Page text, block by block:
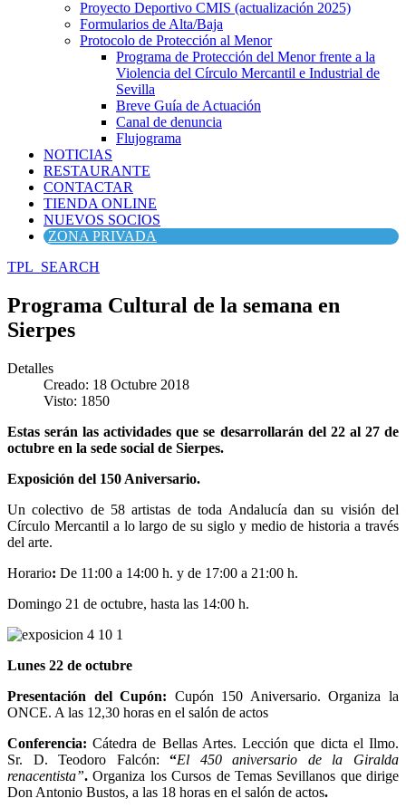
Proyecto Deportivo CMIS (actualización 2025)
Formularios de Alta/Baja
Protocolo de Protección al Menor
Programa de Protección del Menor frente a la
Violencia del Círculo Mercantil e Industrial de
Sevilla
Breve Guía de Actuación
Canal de denuncia
Flujograma
NOTICIAS
RESTAURANTE
CONTACTAR
TIENDA ONLINE
NUEVOS SOCIOS
ZONA PRIVADA
TPL_SEARCH
Programa Cultural de la semana en
Sierpes
Detalles
Creado: 18 Octubre 2018
Visto: 1850
Estas serán las actividades que se desarrollarán del 22 al 27 de
octubre en la sede social de Sierpes.
Exposición del 150 Aniversario.
Un colectivo de 58 artistas de toda Andalucía dan su visión del
Círculo Mercantil a lo largo de su siglo y medio de historia a través
del arte.
Horario: De 11:00 a 14:00 h. y de 17:00 a 21:00 h.
Domingo 21 de octubre, hasta las 14:00 h.
Lunes 22 de octubre
Presentación del Cupón: Cupón 150 Aniversario. Organiza la
ONCE. A las 12,30 horas en el salón de actos
Conferencia:Cátedra de Bellas Artes. Lección que dicta el Ilmo.
Sr. D. Teodoro Falcón: “El 450 aniversario de la Giralda
renacentista”.Organiza los Cursos de Temas Sevillanos que dirige
Don Antonio Bustos, a las 18 horas en el salón de actos.